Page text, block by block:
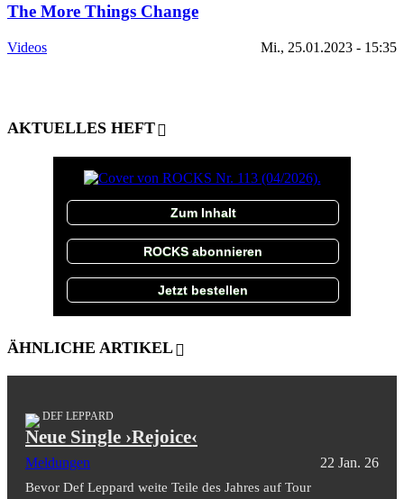
The More Things Change
Videos Mi., 25.01.2023 - 15:35
AKTUELLES HEFT
Zum Inhalt
ROCKS abonnieren
Jetzt bestellen
ÄHNLICHE ARTIKEL
DEF LEPPARD
Neue Single ›Rejoice‹
Meldungen 22 Jan. 26
Bevor Def Leppard weite Teile des Jahres auf Tour